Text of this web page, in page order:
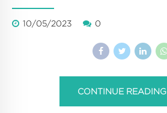
10/05/2023 0
CONTINUE READING